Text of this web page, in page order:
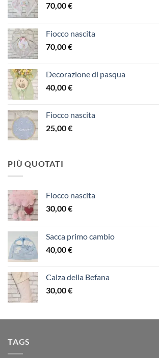
70,00€
Fiocco nascita
70,00€
Decorazione di pasqua
40,00€
Fiocco nascita
25,00€
PIÙ QUOTATI
Fiocco nascita
30,00€
Sacca primo cambio
40,00€
Calza della Befana
30,00€
TAGS